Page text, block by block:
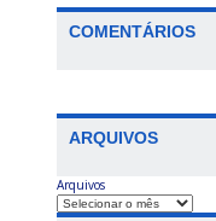
COMENTÁRIOS
ARQUIVOS
Arquivos